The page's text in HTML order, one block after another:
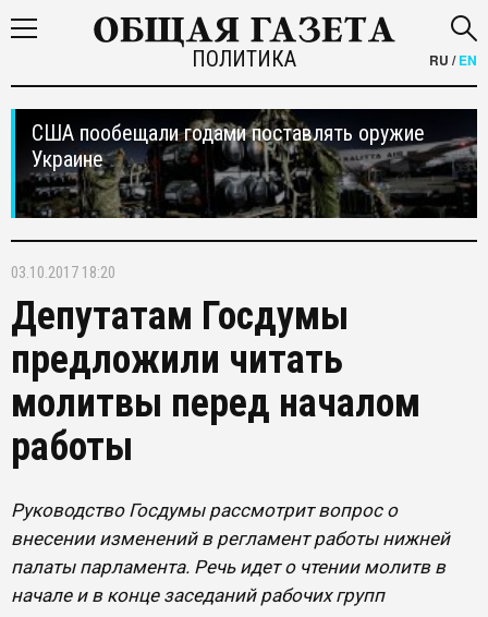
ПОЛИТИКА RU /EN
США пообещали годами поставлять оружие
Украине
03.10.2017 18:20
Депутатам Госдумы
предложили читать
молитвы перед началом
работы
Руководство Госдумы рассмотрит вопрос о
внесении изменений в регламент работы нижней
палаты парламента. Речь идет о чтении молитв в
начале и в конце заседаний рабочих групп